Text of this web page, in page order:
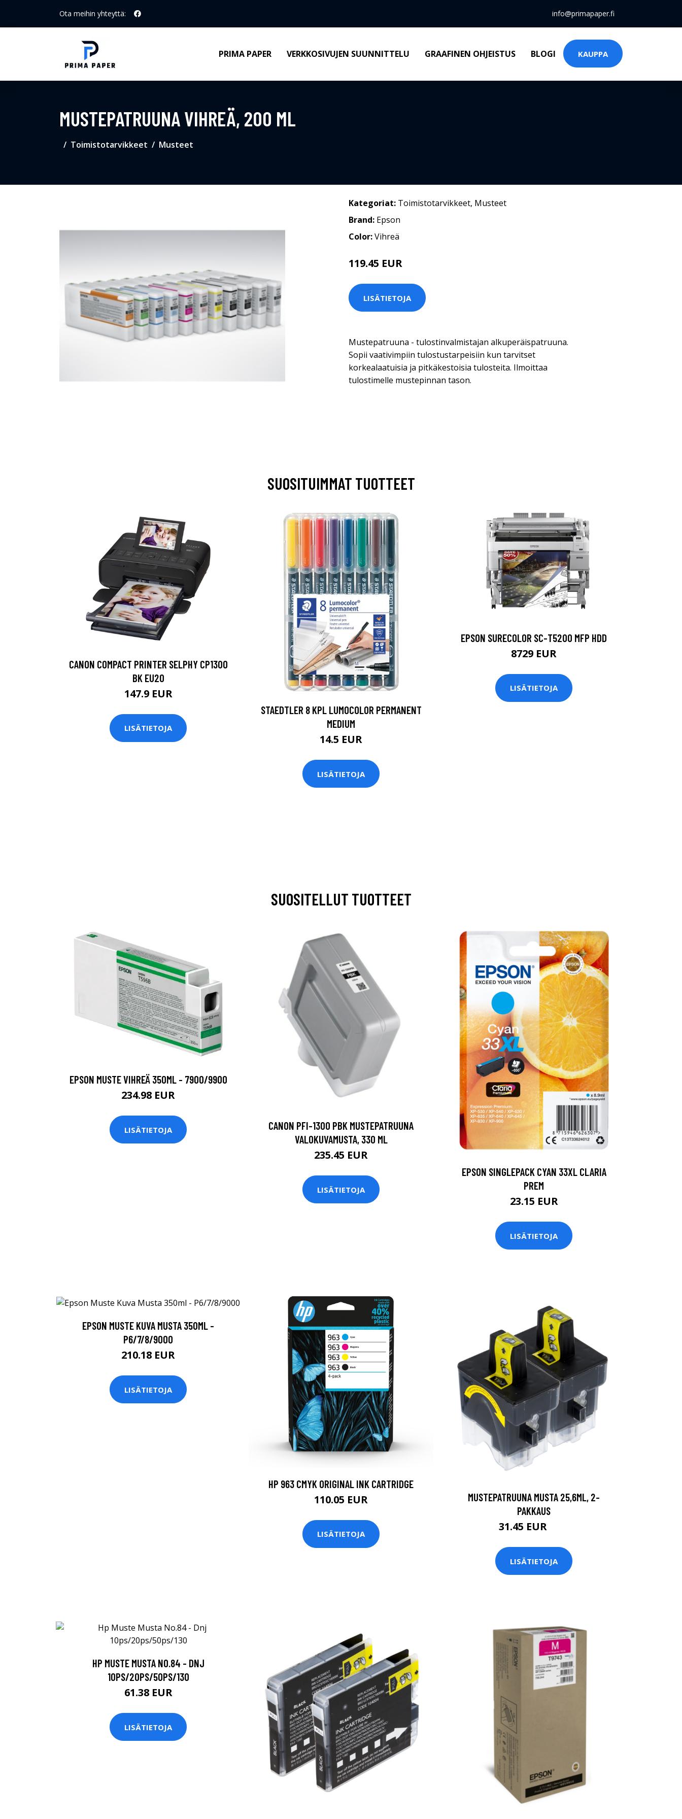
Ota meihin yhteyttä: info@primapaper.fi
PRIMA PAPER VERKKOSIVUJEN SUUNNITTELU GRAAFINEN OHJEISTUS BLOGI KAUPPA
MUSTEPATRUUNA VIHREÄ, 200 ML
Toimistotarvikkeet Musteet
Kategoriat: Toimistotarvikkeet, Musteet
Brand: Epson
Color:Vihreä
119.45 EUR
LISÄTIETOJA
Mustepatruuna - tulostinvalmistajan alkuperäispatruuna.
Sopii vaativimpiin tulostustarpeisiin kun tarvitset
korkealaatuisia ja pitkäkestoisia tulosteita. Ilmoittaa
tulostimelle mustepinnan tason.
SUOSITUIMMAT TUOTTEET
CANON COMPACT PRINTER SELPHY CP1300
BK EU20
147.9 EUR
LISÄTIETOJA
STAEDTLER 8 KPL LUMOCOLOR PERMANENT
MEDIUM
14.5 EUR
LISÄTIETOJA
EPSON SURECOLOR SC-T5200 MFP HDD
8729 EUR
LISÄTIETOJA
SUOSITELLUT TUOTTEET
EPSON MUSTE VIHREÄ 350ML - 7900/9900
234.98 EUR
LISÄTIETOJA
CANON PFI-1300 PBK MUSTEPATRUUNA
VALOKUVAMUSTA, 330 ML
235.45 EUR
LISÄTIETOJA
EPSON SINGLEPACK CYAN 33XL CLARIA
PREM
23.15 EUR
LISÄTIETOJA
EPSON MUSTE KUVA MUSTA 350ML -
P6/7/8/9000
210.18 EUR
LISÄTIETOJA
HP 963 CMYK ORIGINAL INK CARTRIDGE
110.05 EUR
LISÄTIETOJA
MUSTEPATRUUNA MUSTA 25,6ML, 2-
PAKKAUS
31.45 EUR
LISÄTIETOJA
HP MUSTE MUSTA NO.84 - DNJ
10PS/20PS/50PS/130
61.38 EUR
LISÄTIETOJA